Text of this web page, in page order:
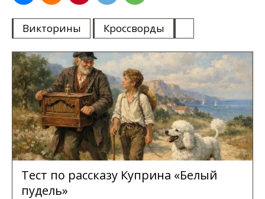
Викторины Кроссворды
Тест по рассказу Куприна «Белый
пудель»